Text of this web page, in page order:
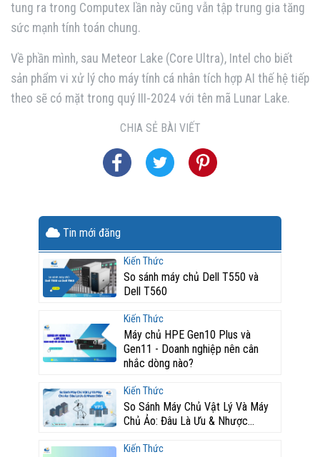
tung ra trong Computex lần này cũng vẫn tập trung gia tăng
sức mạnh tính toán chung.
Về phần mình, sau Meteor Lake (Core Ultra), Intel cho biết
sản phẩm vi xử lý cho máy tính cá nhân tích hợp AI thế hệ tiếp
theo sẽ có mặt trong quý III-2024 với tên mã Lunar Lake.
CHIA SẺ BÀI VIẾT
Tin mới đăng
Kiến Thức
So sánh máy chủ Dell T550 và
Dell T560
Kiến Thức
Máy chủ HPE Gen10 Plus và
Gen11 - Doanh nghiệp nên cân
nhắc dòng nào?
Kiến Thức
So Sánh Máy Chủ Vật Lý Và Máy
Chủ Ảo: Đâu Là Ưu & Nhược...
Kiến Thức